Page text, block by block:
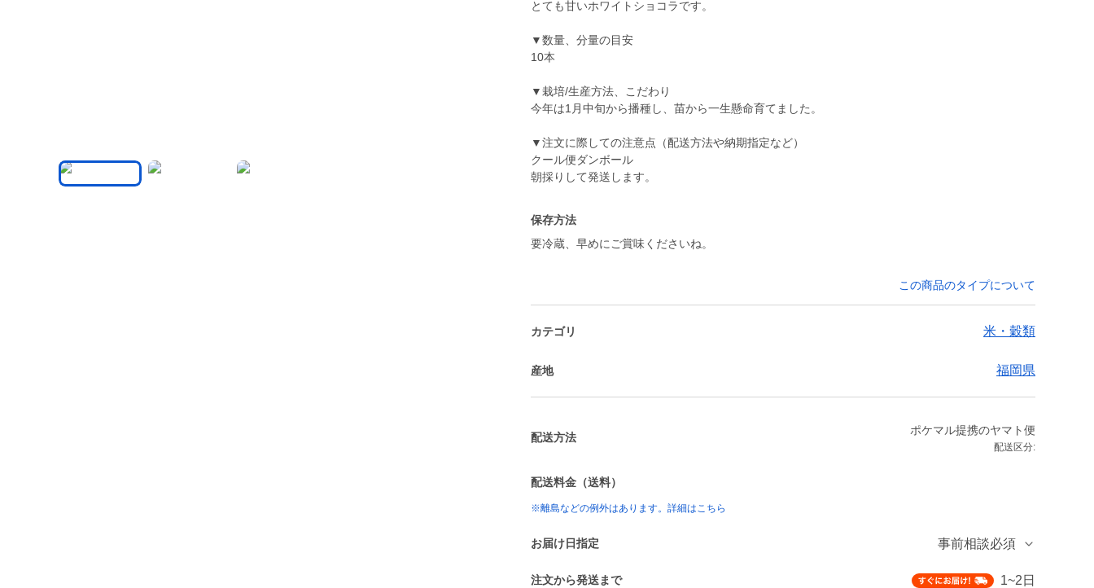
とても甘いホワイトショコラです。
▼数量、分量の目安
10本
▼栽培/生産方法、こだわり
今年は1月中旬から播種し、苗から一生懸命育てました。
▼注文に際しての注意点（配送方法や納期指定など）
クール便ダンボール
朝採りして発送します。
保存方法
要冷蔵、早めにご賞味くださいね。
この商品のタイプについて
カテゴリ 米・穀類
産地 福岡県
配送方法
ポケマル提携のヤマト便
配送区分:
配送料金（送料）
※離島などの例外はあります。詳細はこちら
お届け日指定 事前相談必須
注文から発送まで 1~2日